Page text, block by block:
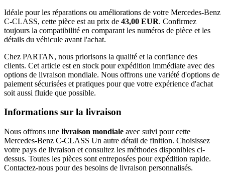
Idéale pour les réparations ou améliorations de votre Mercedes-Benz
C-CLASS, cette pièce est au prix de 43,00 EUR. Confirmez
toujours la compatibilité en comparant les numéros de pièce et les
détails du véhicule avant l'achat.
Chez PARTAN, nous priorisons la qualité et la confiance des
clients. Cet article est en stock pour expédition immédiate avec des
options de livraison mondiale. Nous offrons une variété d'options de
paiement sécurisées et pratiques pour que votre expérience d'achat
soit aussi fluide que possible.
Informations sur la livraison
Nous offrons une livraison mondiale avec suivi pour cette
Mercedes-Benz C-CLASS Un autre détail de finition. Choisissez
votre pays de livraison et consultez les méthodes disponibles ci-
dessus. Toutes les pièces sont entreposées pour expédition rapide.
Contactez-nous pour des besoins de livraison personnalisés.